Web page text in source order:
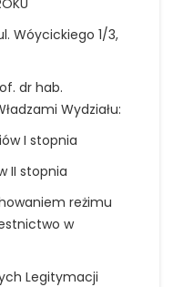
Wóycickiego 1/3,
dr hab.
Wydziału:
I stopnia
II stopnia
reżimu
w
Legitymacji